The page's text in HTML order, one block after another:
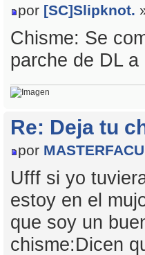
por [SC]Slipknot.
Chisme: Se
parche de DL
Re: Deja tu
por MASTERFACU
Ufff si yo
estoy en el
que soy un
chisme:Dicen